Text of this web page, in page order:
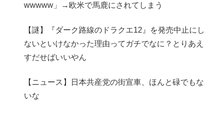
wwwww」→欧米で馬鹿にされてしまう
【謎】『ダーク路線のドラクエ12』を発売中止にし
ないといけなかった理由ってガチでなに？とりあえ
すだせばいいやん
【ニュース】日本共産党の街宣車、ほんと碌でもな
いな